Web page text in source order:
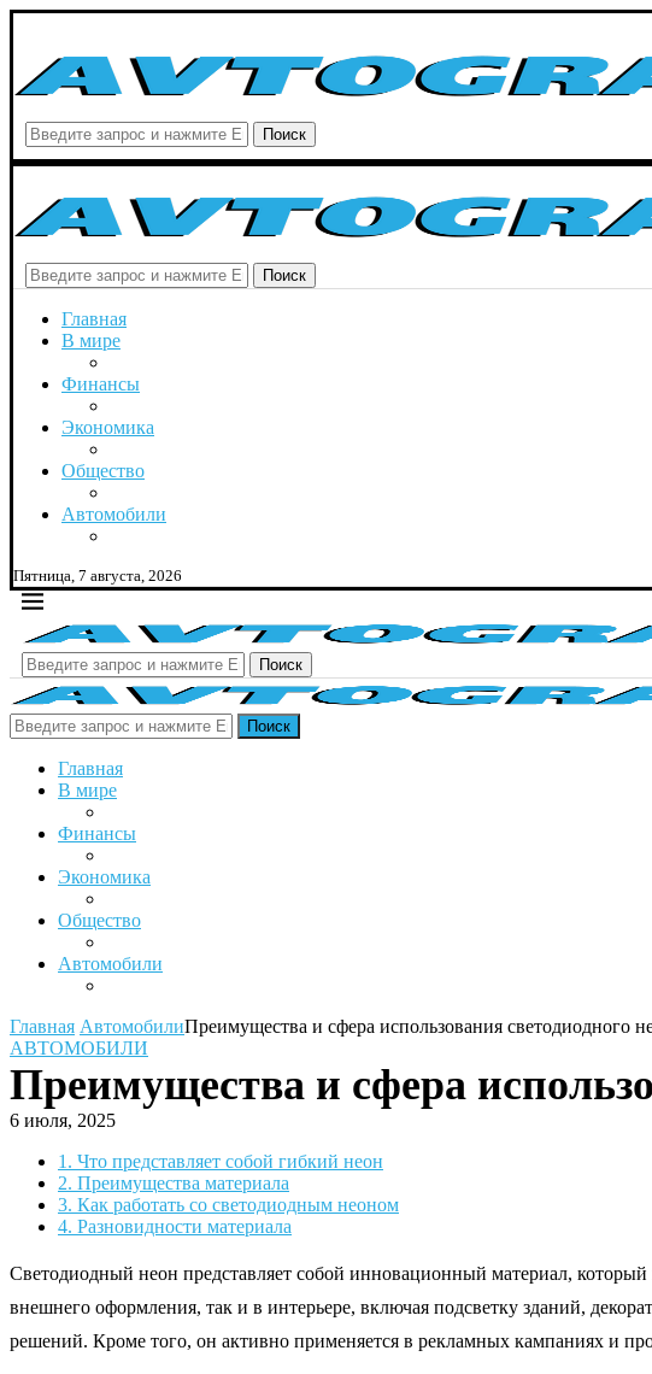
Поиск
Поиск
Главная
В мире
Финансы
Экономика
Общество
Автомобили
Пятница, 7 августа, 2026
Поиск
Поиск
Главная
В мире
Финансы
Экономика
Общество
Автомобили
Главная АвтомобилиПреимущества и сфера использования светодиодного
АВТОМОБИЛИ
Преимущества и сфера
6 июля, 2025
1. Что представляет собой гибкий неон
2. Преимущества материала
3. Как работать со светодиодным неоном
4. Разновидности материала
Светодиодный неон представляет собой инновационный материал,
внешнего оформления, так и в интерьере, включая подсветку зданий,
решений. Кроме того, он активно применяется в рекламных кампаниях и